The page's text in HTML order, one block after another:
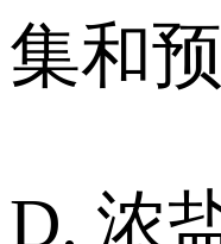
集和
D. 浓